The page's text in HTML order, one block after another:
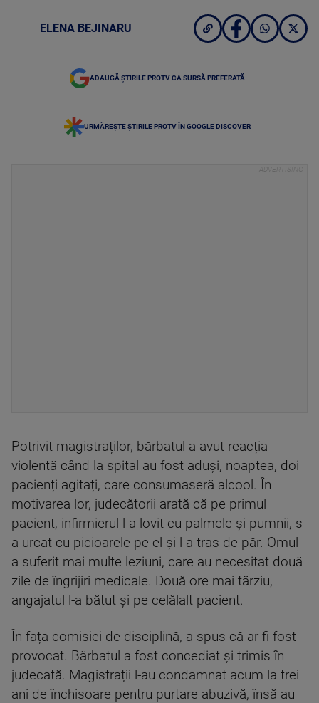
ELENA BEJINARU
ADAUGĂ ȘTIRILE PROTV CA SURSĂ PREFERATĂ
URMĂREȘTE ȘTIRILE PROTV ÎN GOOGLE DISCOVER
Potrivit magistraților, bărbatul a avut reacția
violentă când la spital au fost aduși, noaptea, doi
pacienți agitați, care consumaseră alcool. În
motivarea lor, judecătorii arată că pe primul
pacient, infirmierul l-a lovit cu palmele și pumnii, s-
a urcat cu picioarele pe el și l-a tras de păr. Omul
a suferit mai multe leziuni, care au necesitat două
zile de îngrijiri medicale. Două ore mai târziu,
angajatul l-a bătut și pe celălalt pacient.
În fața comisiei de disciplină, a spus că ar fi fost
provocat. Bărbatul a fost concediat și trimis în
judecată. Magistrații l-au condamnat acum la trei
ani de închisoare pentru purtare abuzivă, însă au